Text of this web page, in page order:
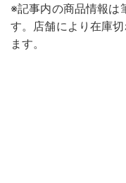
※記事内の商品情報は
す。店舗により在庫
ます。